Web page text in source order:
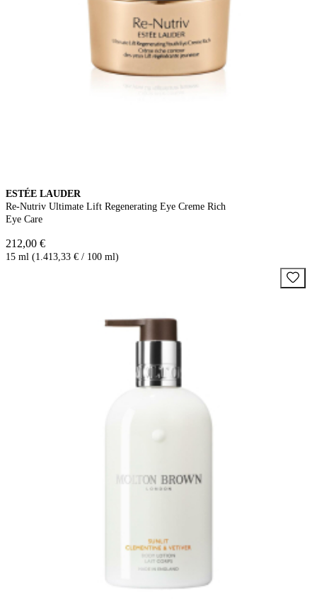
ESTÉE LAUDER
Re-Nutriv Ultimate Lift Regenerating Eye Creme Rich
Eye Care
212,00 €
15 ml (1.413,33 € / 100 ml)